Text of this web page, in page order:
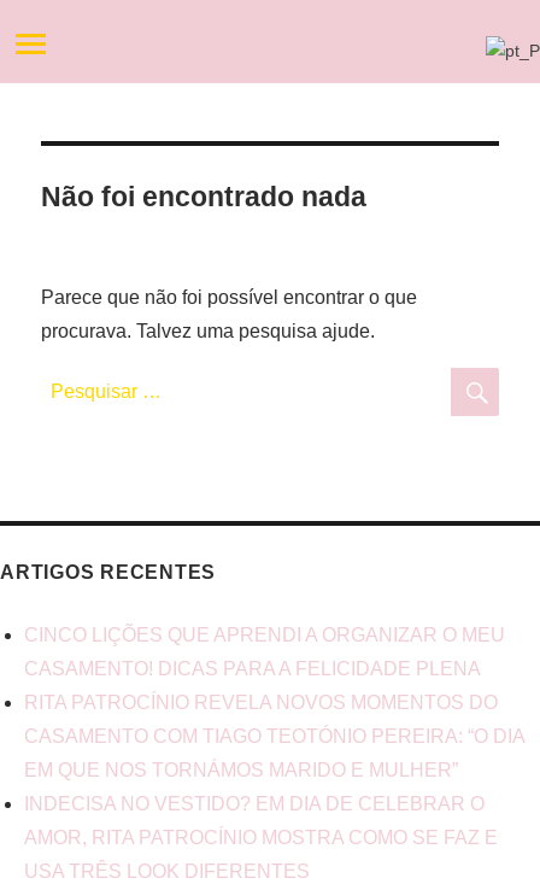
Não foi encontrado nada
Parece que não foi possível encontrar o que
procurava. Talvez uma pesquisa ajude.
Pesquisar
ARTIGOS RECENTES
CINCO LIÇÕES QUE APRENDI A ORGANIZAR O MEU
CASAMENTO! DICAS PARA A FELICIDADE PLENA
RITA PATROCÍNIO REVELA NOVOS MOMENTOS DO
CASAMENTO COM TIAGO TEOTÓNIO PEREIRA: “O DIA
EM QUE NOS TORNÁMOS MARIDO E MULHER”
INDECISA NO VESTIDO? EM DIA DE CELEBRAR O
AMOR, RITA PATROCÍNIO MOSTRA COMO SE FAZ E
USA TRÊS LOOK DIFERENTES